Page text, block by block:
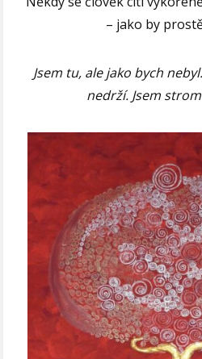
– jako by
Jsem tu, ale jako bych
nedrží. Jsem